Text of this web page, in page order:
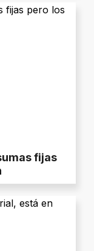
fijas